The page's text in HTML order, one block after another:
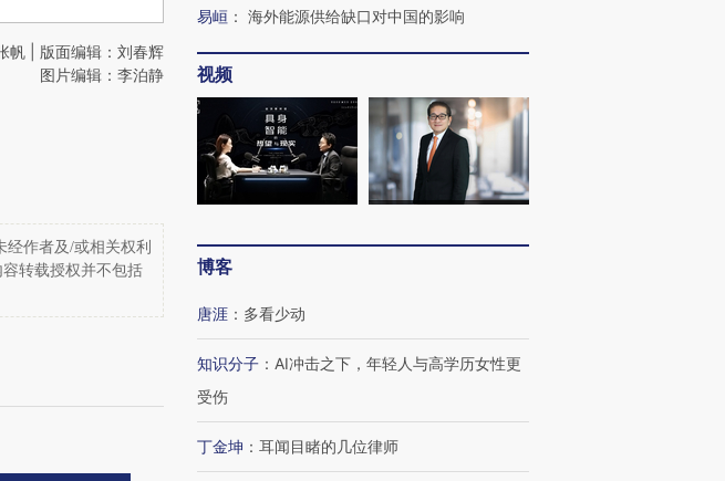
帆 | 版面编辑：刘春辉
图片编辑：李泊静
作者及/或相关权利
转载授权并不包括
易峘 ： 海外能源供给缺口对中国的影响
视频
博客
唐涯 ： 多看少动
知识分子 ： AI冲击之下，年轻人与高学历女性更
受伤
丁金坤 ： 耳闻目睹的几位律师